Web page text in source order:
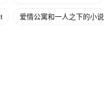
爱情公寓和一人之下的小说